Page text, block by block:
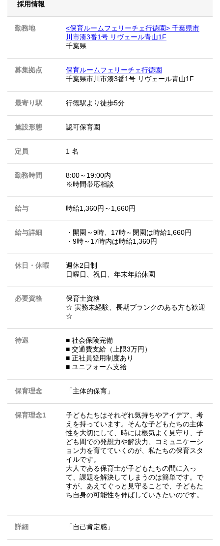
採用情報
勤務地
<保育ルームフェリーチェ行徳園> 千葉県市
川市湊3番1号 リヴェール青山1F
千葉県
募集拠点
保育ルームフェリーチェ行徳園
千葉県市川市湊3番1号 リヴェール青山1F
最寄り駅 行徳駅より徒歩5分
施設形態 認可保育園
定員 1 名
勤務時間
8:00～19:00内
※時間帯応相談
給与 時給1,360円～1,660円
給与詳細
・開園～9時、17時～閉園は時給1,660円
・9時～17時内は時給1,360円
休日・休暇
週休2日制
日曜日、祝日、年末年始休園
必要資格
保育士資格
☆ 実務未経験、長期ブランクのある方も歓迎
☆
待遇
■ 社会保険完備
■ 交通費支給（上限3万円）
■ 正社員登用制度あり
■ ユニフォーム支給
保育理念 「主体的保育」
保育理念1
子どもたちはそれぞれ気持ちやアイデア、考
えを持っています。そんな子どもたちの主体
性を大切にして、時には根気よく見守り、子
ども間での発想力や解決力、コミュニケーシ
ョン力を育てていくのが、私たちの保育スタ
イルです。
大人である保育士が子どもたちの間に入っ
て、課題を解決してしまうのは簡単です。で
すが、あえてぐっと見守ることで、子どもた
ち自身の可能性を伸ばしていきたいのです。
詳細 「自己肯定感」